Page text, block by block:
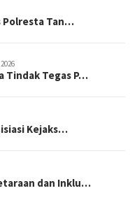
Polresta Tan…
Tindak Tegas P…
Kejaks…
dan Inklu…